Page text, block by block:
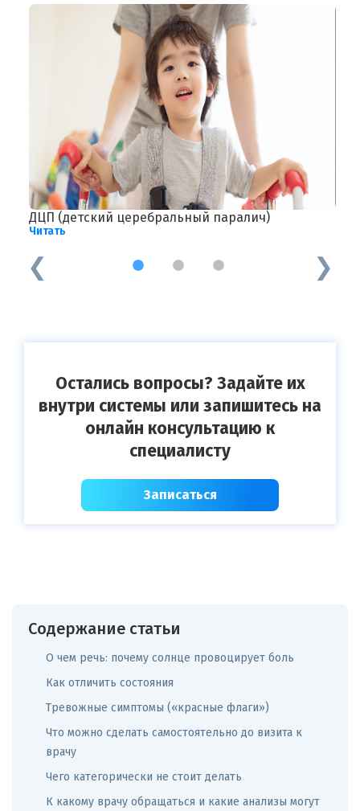
ДЦП (детский церебральный паралич)
Читать
1 2 3
Остались вопросы? Задайте их
внутри системы или запишитесь на
онлайн консультацию к
специалисту
Записаться
Содержание статьи
О чем речь: почему солнце провоцирует боль
Как отличить состояния
Тревожные симптомы («красные флаги»)
Что можно сделать самостоятельно до визита к
врачу
Чего категорически не стоит делать
К какому врачу обращаться и какие анализы могут